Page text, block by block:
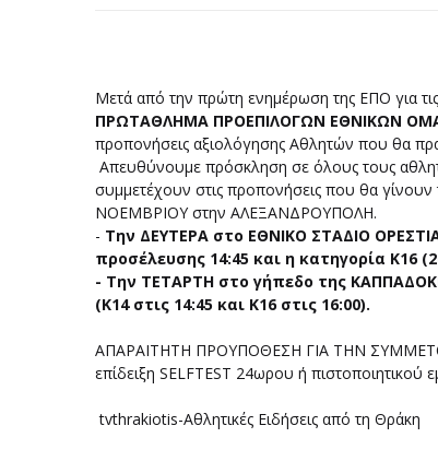
Μετά από την πρώτη ενημέρωση της ΕΠΟ για
ΠΡΩΤΑΘΛΗΜΑ ΠΡΟΕΠΙΛΟΓΩΝ ΕΘΝΙΚΩΝ
προπονήσεις αξιολόγησης Αθλητών που θα
Απευθύνουμε πρόσκληση σε όλους τους
συμμετέχουν στις προπονήσεις που θα
ΝΟΕΜΒΡΙΟΥ στην ΑΛΕΞΑΝΔΡΟΥΠΟΛΗ.
- Την ΔΕΥΤΕΡΑ στο ΕΘΝΙΚΟ ΣΤΑΔΙΟ
προσέλευσης 14:45 και η κατηγορία Κ16
- Την ΤΕΤΑΡΤΗ στο γήπεδο της
(Κ14 στις 14:45 και Κ16 στις 16:00).
ΑΠΑΡΑΙΤΗΤΗ ΠΡΟΥΠΟΘΕΣΗ ΓΙΑ ΤΗΝ
επίδειξη SELFTEST 24ωρου ή
tvthrakiotis-Αθλητικές Ειδήσεις από τη Θράκη